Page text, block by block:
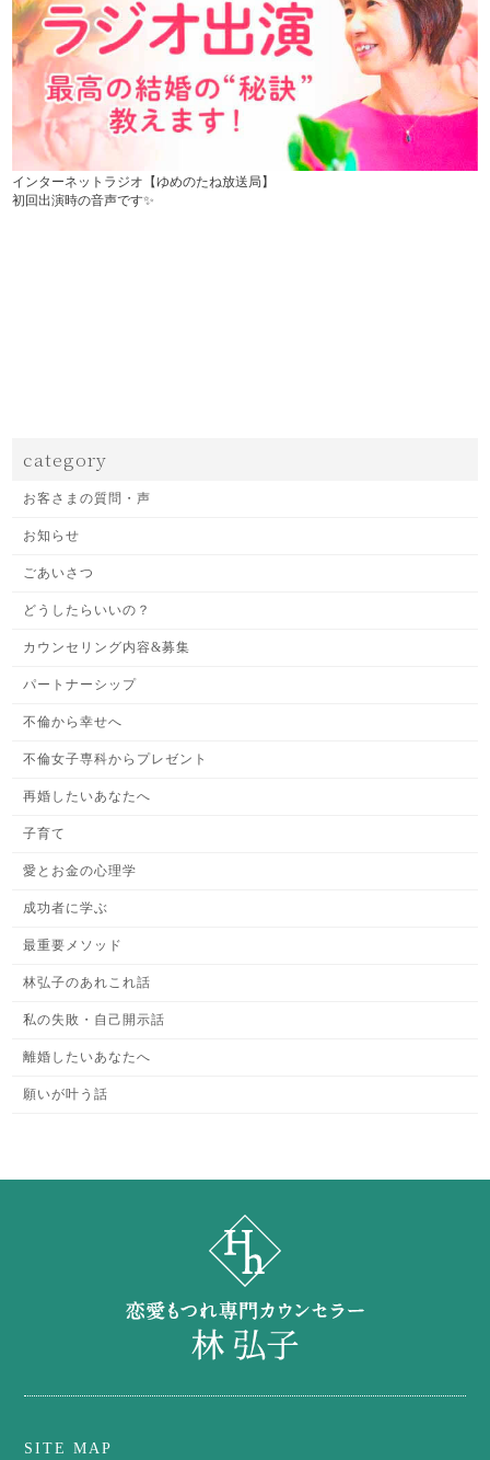
インターネットラジオ【ゆめのたね放送局】
初回出演時の音声です✨
category
お客さまの質問・声
お知らせ
ごあいさつ
どうしたらいいの？
カウンセリング内容&募集
パートナーシップ
不倫から幸せへ
不倫女子専科からプレゼント
再婚したいあなたへ
子育て
愛とお金の心理学
成功者に学ぶ
最重要メソッド
林弘子のあれこれ話
私の失敗・自己開示話
離婚したいあなたへ
願いが叶う話
SITE MAP